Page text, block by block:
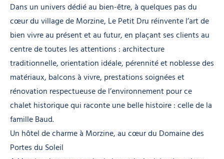
Dans un univers dédié au bien-être, à quelques pas du
cœur du village de Morzine, Le Petit Dru réinvente l’art de
bien vivre au présent et au futur, en plaçant ses clients au
centre de toutes les attentions : architecture
traditionnelle, orientation idéale, pérennité et noblesse des
matériaux, balcons à vivre, prestations soignées et
rénovation respectueuse de l’environnement pour ce
chalet historique qui raconte une belle histoire : celle de la
famille Baud.
Un hôtel de charme à Morzine, au cœur du Domaine des
Portes du Soleil